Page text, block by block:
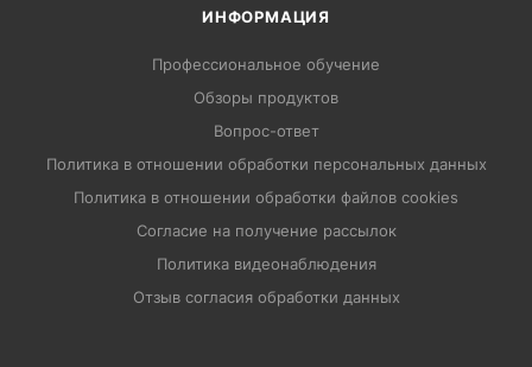
ИНФОРМАЦИЯ
Профессиональное обучение
Обзоры продуктов
Вопрос-ответ
Политика в отношении обработки персональных данных
Политика в отношении обработки файлов cookies
Согласие на получение рассылок
Политика видеонаблюдения
Отзыв согласия обработки данных